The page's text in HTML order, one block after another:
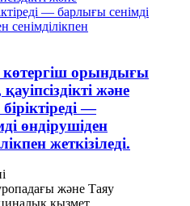
көтергіш орындығы
және
—
өндірушіден
жеткізіледі.
және Таяу